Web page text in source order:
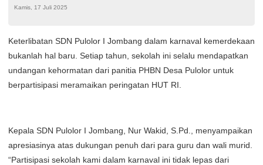
Kamis, 17 Juli 2025
Keterlibatan SDN Pulolor I Jombang dalam karnaval kemerdekaan
bukanlah hal baru. Setiap tahun, sekolah ini selalu mendapatkan
undangan kehormatan dari panitia PHBN Desa Pulolor untuk
berpartisipasi meramaikan peringatan HUT RI.
Kepala SDN Pulolor I Jombang, Nur Wakid, S.Pd., menyampaikan
apresiasinya atas dukungan penuh dari para guru dan wali murid.
“Partisipasi sekolah kami dalam karnaval ini tidak lepas dari